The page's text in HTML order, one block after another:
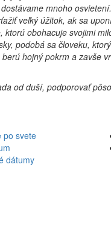
mnoho
veľký úžitok, ak sa
obohacuje svojimi
podobá sa človeku,
hojný pokrm a zavše
od duší, podporovať
po svete
dátumy